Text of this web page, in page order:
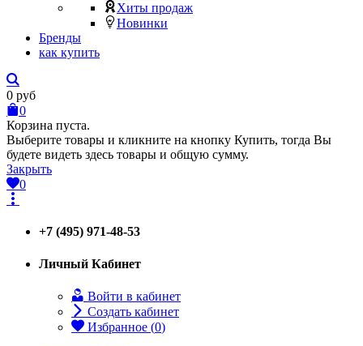
Хиты продаж
Новинки
Бренды
как купить
0 руб
0
Корзина пуста.
Выберите товары и кликните на кнопку Купить, тогда Вы
будете видеть здесь товары и общую сумму.
Закрыть
0
+7 (495) 971-48-53
Личный Кабинет
Войти в кабинет
Создать кабинет
Избранное (0)